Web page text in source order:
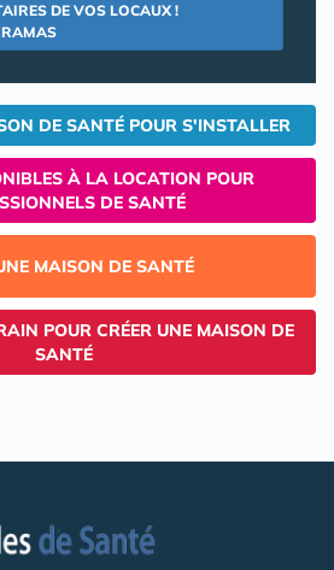
DE VOS LOCAUX !
DE SANTÉ POUR S'INSTALLER
À LA LOCATION POUR
DE SANTÉ
MAISON DE SANTÉ
POUR CRÉER UNE MAISON DE
SANTÉ